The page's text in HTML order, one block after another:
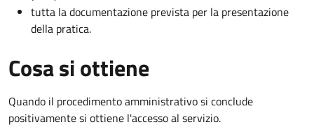
tutta la documentazione prevista per la presentazione
della pratica.
Cosa si ottiene
Quando il procedimento amministrativo si conclude
positivamente si ottiene l'accesso al servizio.